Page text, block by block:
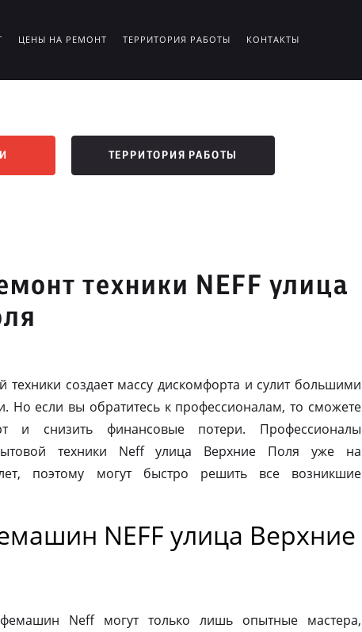
ЦЕНЫ НА РЕМОНТ ТЕРРИТОРИЯ РАБОТЫ КОНТАКТЫ
ТЕРРИТОРИЯ РАБОТЫ
техники NEFF улица
техники создает массу дискомфорта и сулит большими
Но если вы обратитесь к профессионалам, то сможете
и снизить финансовые потери. Профессионалы
техники Neff улица Верхние Поля уже на
поэтому могут быстро решить все возникшие
NEFF улица Верхние
Neff могут только лишь опытные мастера,